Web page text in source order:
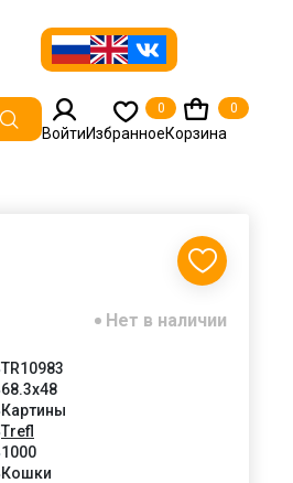
ВойтиИзбранное
0
Корзина
0
Нет в наличии
TR10983
68.3x48
Картины
Trefl
1000
Кошки